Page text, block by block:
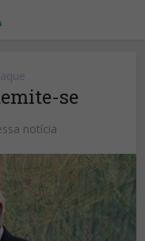
se
notícia